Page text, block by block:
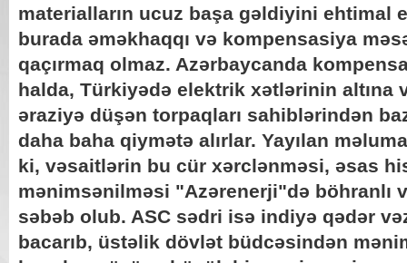
materialların ucuz başa gəldiyini ehtimal
burada əməkhaqqı və kompensasiya
qaçırmaq olmaz. Azərbaycanda
halda, Türkiyədə elektrik xətlərinin altına
əraziyə düşən torpaqları sahiblərindən
daha baha qiymətə alırlar. Yayılan
ki, vəsaitlərin bu cür xərclənməsi, əsas
mənimsənilməsi "Azərenerji"də böhranlı
səbəb olub. ASC sədri isə indiyə qədər
bacarıb, üstəlik dövlət büdcəsindən